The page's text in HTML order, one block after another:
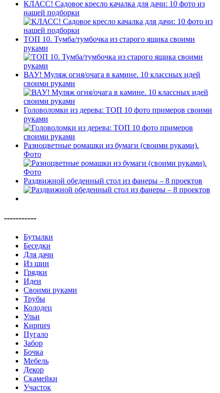
КЛАСС! Садовое кресло качалка для дачи: 10 фото из
нашей подборки
ТОП 10. Тумба/тумбочка из старого ящика своими
руками
ВАУ! Муляж огня/очага в камине. 10 классных идей
своими руками
Головоломки из дерева: ТОП 10 фото примеров своими
руками
Разноцветные ромашки из бумаги (своими руками).
Фото
Раздвижной обеденный стол из фанеры – 8 проектов
-----------
Бутылки
Беседки
Для дачи
Из шин
Грядки
Идеи
Своими руками
Трубы
Колодец
Ульи
Кирпич
Пугало
Забор
Бочка
Мебель
Декор
Скамейки
Участок